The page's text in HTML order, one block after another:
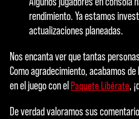
rendimiento. Ya estamos
actualizaciones planeadas.
Nos encanta ver que tantas
Como agradecimiento, acabamos
en el juego con el Paquete Libérate,
De verdad valoramos sus